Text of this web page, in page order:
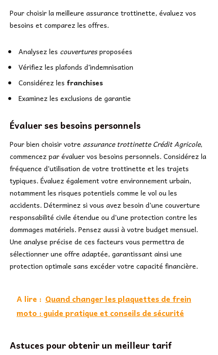
Pour choisir la meilleure assurance trottinette, évaluez vos
besoins et comparez les offres.
Analysez les couverturesproposées
Vérifiez les plafonds d’indemnisation
Considérez les franchises
Examinez les exclusions de garantie
Évaluer ses besoins personnels
Pour bien choisir votre assurance trottinette Crédit Agricole,
commencez par évaluer vos besoins personnels. Considérez la
fréquence d’utilisation de votre trottinette et les trajets
typiques. Évaluez également votre environnement urbain,
notamment les risques potentiels comme le vol ou les
accidents. Déterminez si vous avez besoin d’une couverture
responsabilité civile étendue ou d’une protection contre les
dommages matériels. Pensez aussi à votre budget mensuel.
Une analyse précise de ces facteurs vous permettra de
sélectionner une offre adaptée, garantissant ainsi une
protection optimale sans excéder votre capacité financière.
A lire : Quand changer les plaquettes de frein
moto : guide pratique et conseils de sécurité
Astuces pour obtenir un meilleur tarif